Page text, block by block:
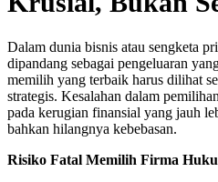
Dalam dunia bisnis atau sengketa
dipandang sebagai pengeluaran
memilih yang terbaik harus dilihat
strategis. Kesalahan dalam
pada kerugian finansial yang jauh
bahkan hilangnya kebebasan.
Risiko Fatal Memilih Firma